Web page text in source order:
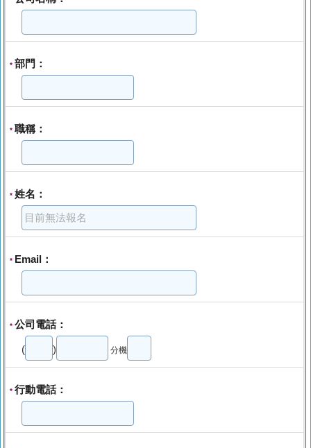
* 部門：
* 職稱：
* 姓名：
* Email：
* 公司電話：
( ) 分機
* 行動電話：